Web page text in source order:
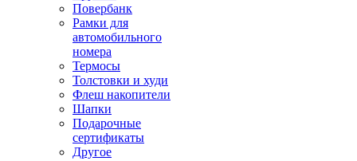
Повербанк
Рамки для
автомобильного
номера
Термосы
Толстовки и худи
Флеш накопители
Шапки
Подарочные
сертификаты
Другое